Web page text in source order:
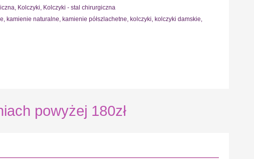
Kolczyki Kolczyki - stal chirurgiczna
,kamienie naturalne ,kamienie półszlachetne ,kolczyki ,kolczyki damskie
powyżej 180zł